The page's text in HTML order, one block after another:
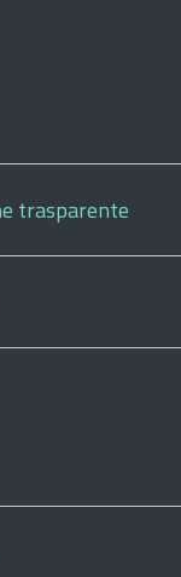
trasparente